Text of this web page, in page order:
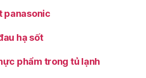
panasonic
hạ sốt
phẩm trong tủ lạnh